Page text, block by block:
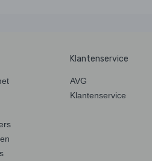
Klantenservice
AVG
Klantenservice